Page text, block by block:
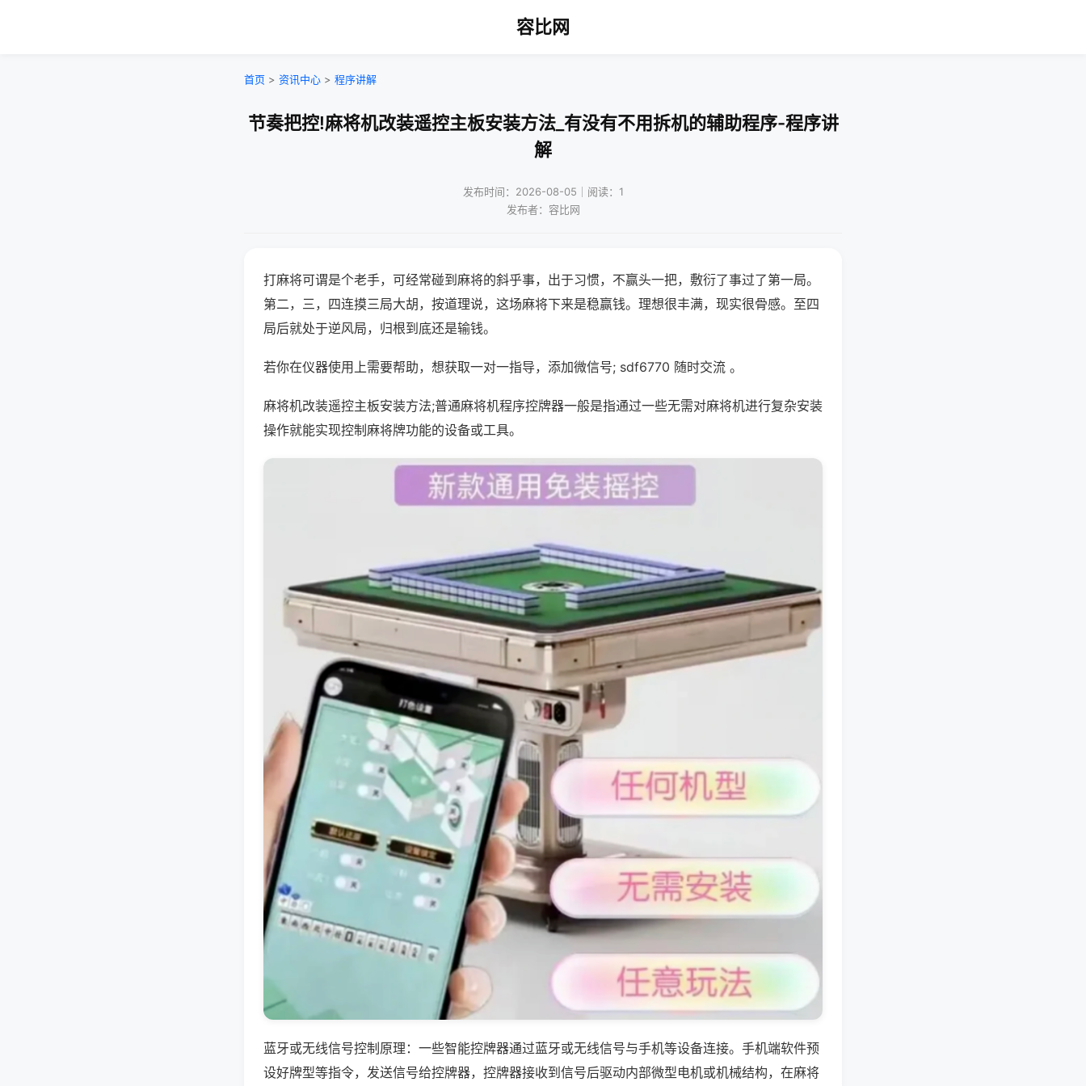
容比网
首页 > 资讯中心 > 程序讲解
节奏把控!麻将机改装遥控主板安装方法_有没有不用拆机的辅助程序-程序讲
解
发布时间：2026-08-05｜阅读：1
发布者：容比网
打麻将可谓是个老手，可经常碰到麻将的斜乎事，出于习惯，不赢头一把，敷衍了事过了第一局。
第二，三，四连摸三局大胡，按道理说，这场麻将下来是稳赢钱。理想很丰满，现实很骨感。至四
局后就处于逆风局，归根到底还是输钱。
若你在仪器使用上需要帮助，想获取一对一指导，添加微信号; sdf6770 随时交流 。
麻将机改装遥控主板安装方法;普通麻将机程序控牌器一般是指通过一些无需对麻将机进行复杂安装
操作就能实现控制麻将牌功能的设备或工具。
蓝牙或无线信号控制原理：一些智能控牌器通过蓝牙或无线信号与手机等设备连接。手机端软件预
设好牌型等指令，发送信号给控牌器，控牌器接收到信号后驱动内部微型电机或机械结构，在麻将